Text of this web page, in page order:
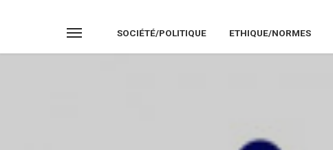
SOCIÉTÉ/POLITIQUE ETHIQUE/NORMES